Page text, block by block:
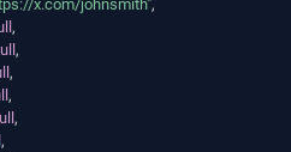
x.com/johnsmith",
,
,
,
,
,
,